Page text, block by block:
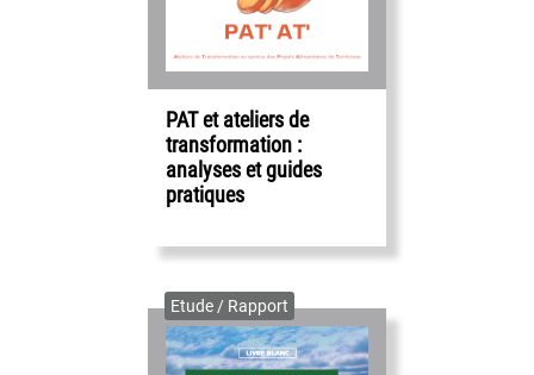
PAT et ateliers de
transformation :
analyses et guides
pratiques
Etude / Rapport